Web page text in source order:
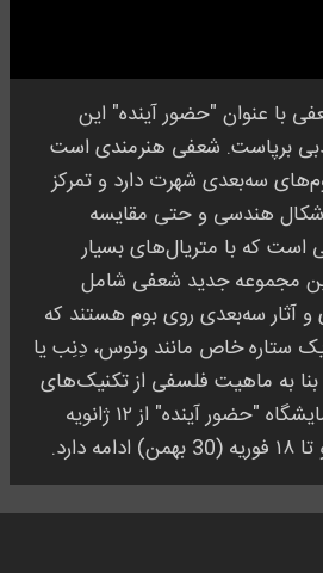
با عنوان "حضور آینده" این
دبی برپاست. شعفی هنرمندی است
سه‌بعدی شهرت دارد و تمرکز
هندسی و حتی مقایسه
است که با متریال‌های بسیار
مجموعه جدید شعفی شامل
آثار سه‌بعدی روی بوم هستند که
یک ستاره خاص مانند ونوس، دِنِب یا
به ماهیت فلسفی از تکنیک‌های
خاصی خلق شده‌اند. نمایشگاه "حضور آینده" از ۱۲ ژانویه